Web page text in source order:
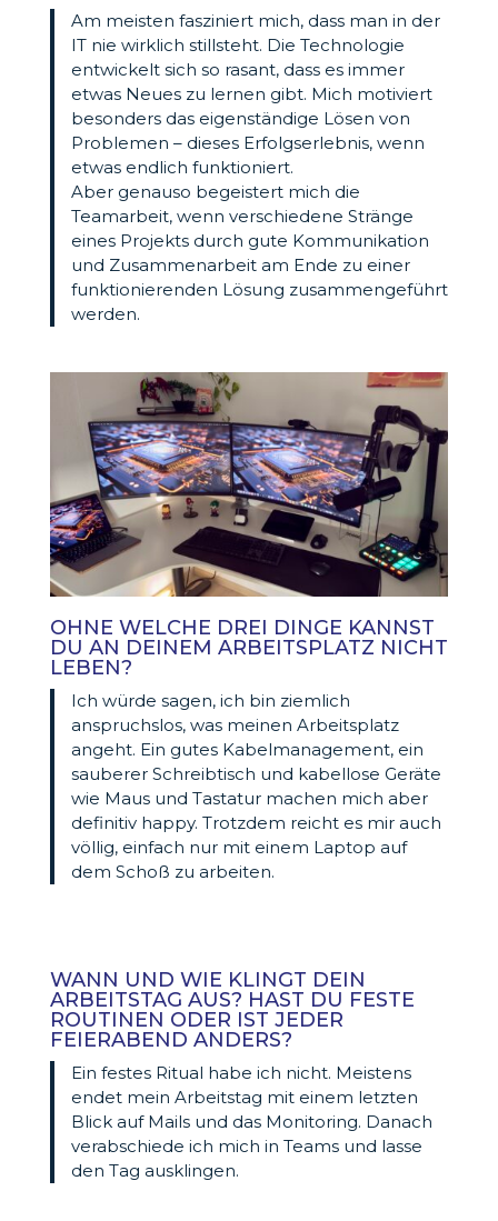
Am meisten fasziniert mich, dass man in der
IT nie wirklich stillsteht. Die Technologie
entwickelt sich so rasant, dass es immer
etwas Neues zu lernen gibt. Mich motiviert
besonders das eigenständige Lösen von
Problemen – dieses Erfolgserlebnis, wenn
etwas endlich funktioniert.
Aber genauso begeistert mich die
Teamarbeit, wenn verschiedene Stränge
eines Projekts durch gute Kommunikation
und Zusammenarbeit am Ende zu einer
funktionierenden Lösung zusammengeführt
werden.
OHNE WELCHE DREI DINGE KANNST
DU AN DEINEM ARBEITSPLATZ NICHT
LEBEN?
Ich würde sagen, ich bin ziemlich
anspruchslos, was meinen Arbeitsplatz
angeht. Ein gutes Kabelmanagement, ein
sauberer Schreibtisch und kabellose Geräte
wie Maus und Tastatur machen mich aber
definitiv happy. Trotzdem reicht es mir auch
völlig, einfach nur mit einem Laptop auf
dem Schoß zu arbeiten.
WANN UND WIE KLINGT DEIN
ARBEITSTAG AUS? HAST DU FESTE
ROUTINEN ODER IST JEDER
FEIERABEND ANDERS?
Ein festes Ritual habe ich nicht. Meistens
endet mein Arbeitstag mit einem letzten
Blick auf Mails und das Monitoring. Danach
verabschiede ich mich in Teams und lasse
den Tag ausklingen.